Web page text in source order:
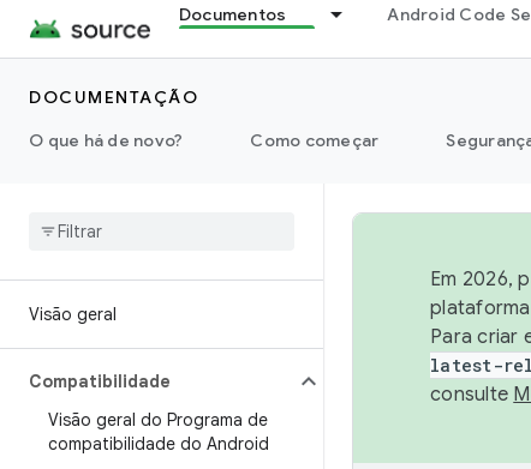
Documentos Android Code
DOCUMENTAÇÃO
O que há de novo?
Como começar
Visão geral
Compatibilidade
Visão geral do Programa de
compatibilidade do Android
Em 2026,
Para criar
latest-
consulte